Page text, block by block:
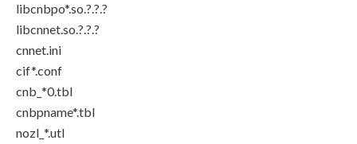
libcnbpo*.so.?.?.?
libcnnet.so.?.?.?
cnnet.ini
cif*.conf
cnb_*0.tbl
cnbpname*.tbl
nozl_*.utl